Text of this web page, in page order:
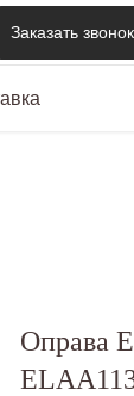
Заказать звонок
Оправа